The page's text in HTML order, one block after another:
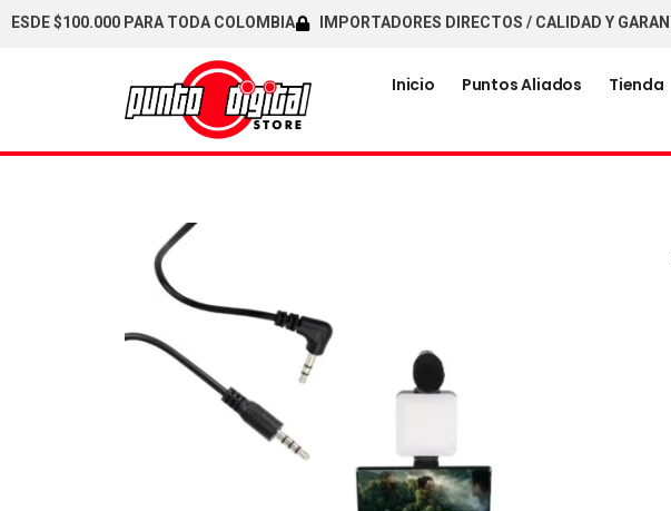
$100.000 PARA TODA COLOMBIA IMPORTADORES DIRECTOS / CALIDAD Y GARANTÍA
Inicio Puntos Aliados Tienda